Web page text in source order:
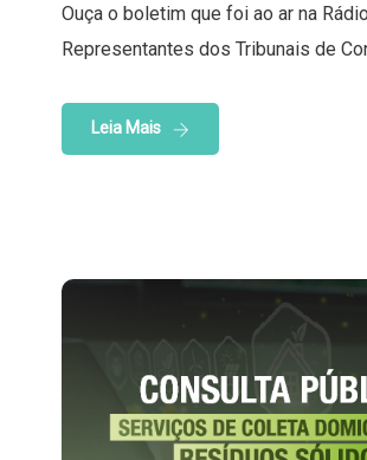
Ouça o boletim que foi ao ar na
Representantes dos Tribunais de
Leia Mais